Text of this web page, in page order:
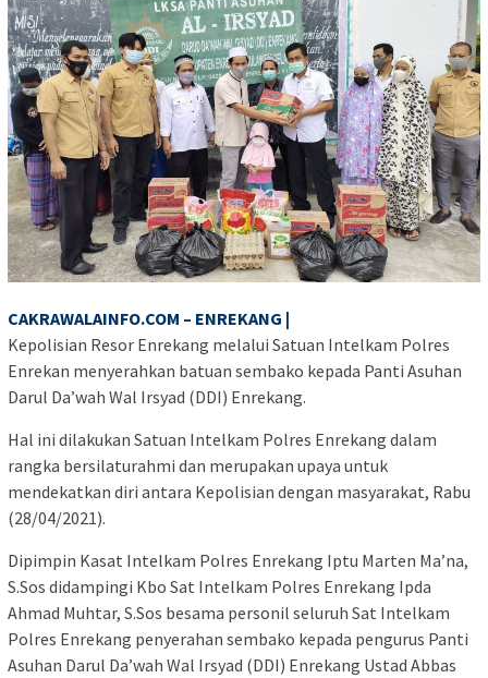
CAKRAWALAINFO.COM – ENREKANG |
Kepolisian Resor Enrekang melalui Satuan Intelkam Polres
Enrekan menyerahkan batuan sembako kepada Panti Asuhan
Darul Da’wah Wal Irsyad (DDI) Enrekang.
Hal ini dilakukan Satuan Intelkam Polres Enrekang dalam
rangka bersilaturahmi dan merupakan upaya untuk
mendekatkan diri antara Kepolisian dengan masyarakat, Rabu
(28/04/2021).
Dipimpin Kasat Intelkam Polres Enrekang Iptu Marten Ma’na,
S.Sos didampingi Kbo Sat Intelkam Polres Enrekang Ipda
Ahmad Muhtar, S.Sos besama personil seluruh Sat Intelkam
Polres Enrekang penyerahan sembako kepada pengurus Panti
Asuhan Darul Da’wah Wal Irsyad (DDI) Enrekang Ustad Abbas